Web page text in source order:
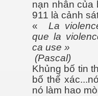
nạn nhân của
911 là cảnh
« La
que la
ca use »
(Pascal)
Khủng bố tin
bố thể
nó làm hao